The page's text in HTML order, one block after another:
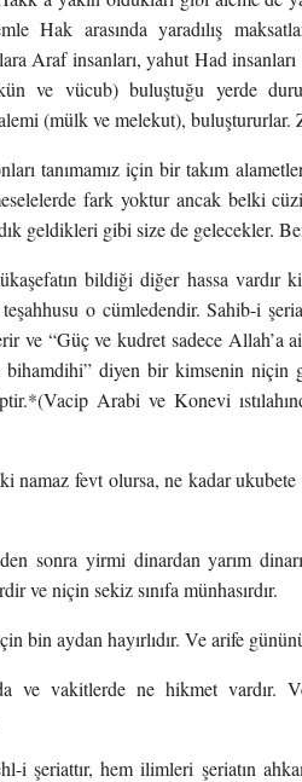
Hak arasında yaradılış
Araf insanları, yahut Had
ve vücub) buluştuğu yerde
(mülk ve melekut), buluştururlar.
tanımamız için bir takım
fark yoktur ancak belki
geldikleri gibi size de gelecekler.
bildiği diğer hassa vardır
o cümledendir. Sahib-i
ve “Güç ve kudret sadece
bihamdihi” diyen bir kimsenin
Arabi ve Konevi
namaz fevt olursa, ne kadar
sonra yirmi dinardan yarım
ve niçin sekiz sınıfa münhasırdır.
bin aydan hayırlıdır. Ve arife
ve vakitlerde ne hikmet vardır.
i şeriattır, hem ilimleri şeriatın